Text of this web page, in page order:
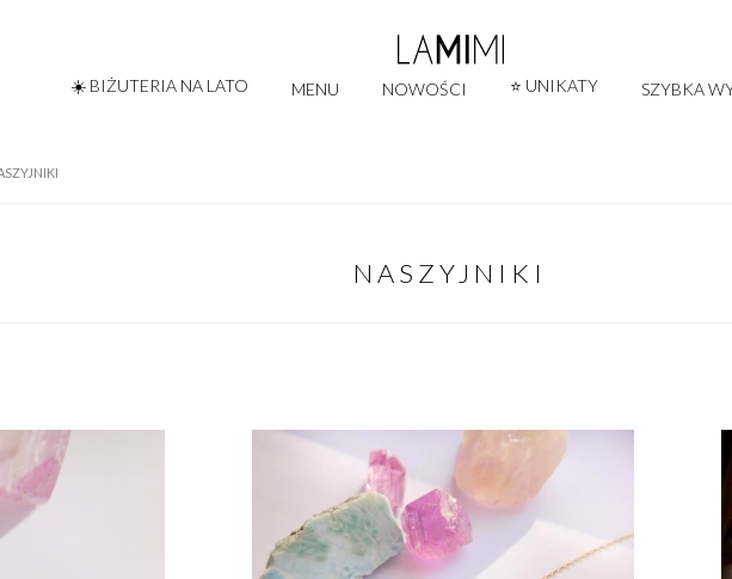
☀️ BIŻUTERIA NA LATO MENU NOWOŚCI ⭐ UNIKATY SZYBKA
NASZYJNIKI